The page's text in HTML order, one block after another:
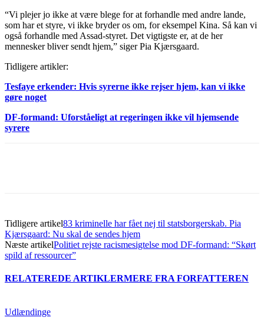
“Vi plejer jo ikke at være blege for at forhandle med andre lande,
som har et styre, vi ikke bryder os om, for eksempel Kina. Så kan vi
også forhandle med Assad-styret. Det vigtigste er, at de her
mennesker bliver sendt hjem,” siger Pia Kjærsgaard.
Tidligere artikler:
Tesfaye erkender: Hvis syrerne ikke rejser hjem, kan vi ikke
gøre noget
DF-formand: Uforståeligt at regeringen ikke vil hjemsende
syrere
Tidligere artikel83 kriminelle har fået nej til statsborgerskab. Pia
Kjærsgaard: Nu skal de sendes hjem
Næste artikelPolitiet rejste racismesigtelse mod DF-formand: “Skørt
spild af ressourcer”
RELATEREDE ARTIKLERMERE FRA FORFATTEREN
Udlændinge